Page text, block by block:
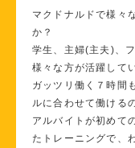
マクドナルドで様々
か？
学生、主婦(主夫)、
様々な方が活躍して
ガッツリ働く７時間
ルに合わせて働ける
アルバイトが初めて
たトレーニングで、